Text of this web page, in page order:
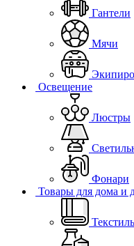
Гантели
Мячи
Освещение
Люстры
Фонари
Товары для дома и
Текстиль